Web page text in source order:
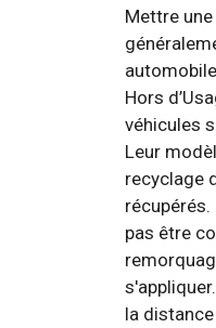
Mettre
Hors
véhicules
Leur
recyclage
récupérés.
pas être
la